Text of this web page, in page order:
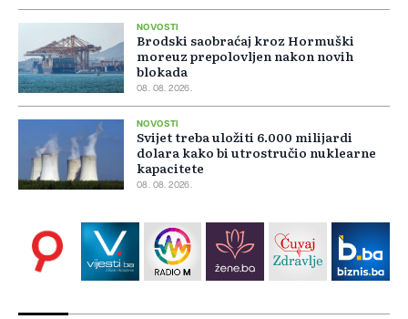
NOVOSTI
Brodski saobraćaj kroz Hormuški
moreuz prepolovljen nakon novih
blokada
08. 08. 2026.
NOVOSTI
Svijet treba uložiti 6.000 milijardi
dolara kako bi utrostručio nuklearne
kapacitete
08. 08. 2026.